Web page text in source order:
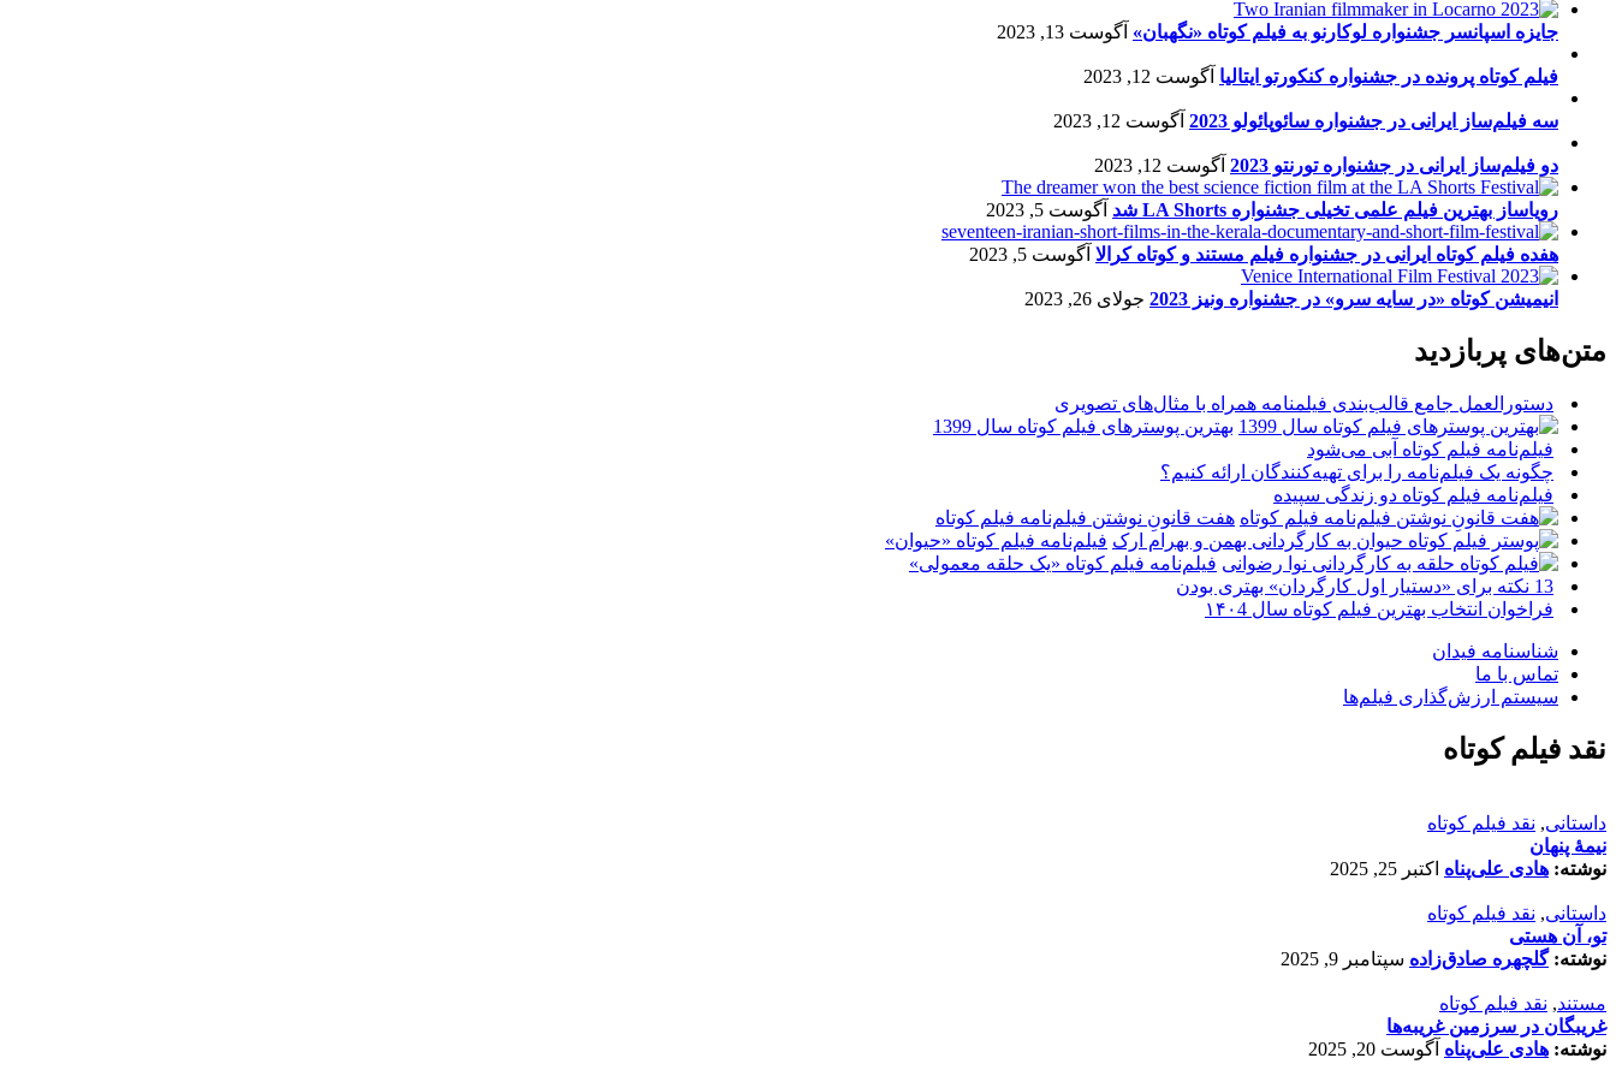
جایزه اسپانسر جشنواره لوکارنو به فیلم کوتاه «نگهبان» آگوست 13, 2023
فیلم کوتاه پرونده در جشنواره کنکورتو ایتالیا آگوست 12, 2023
سه فیلم‌ساز ایرانی در جشنواره سائوپائولو 2023 آگوست 12, 2023
دو فیلم‌ساز ایرانی در جشنواره تورنتو 2023 آگوست 12, 2023
رویاساز بهترین فیلم علمی تخیلی جشنواره LA Shorts شد آگوست 5, 2023
هفده فیلم کوتاه ایرانی در جشنواره فیلم مستند و کوتاه کرالا آگوست 5, 2023
انیمیشن کوتاه «در سایه سرو» در جشنواره ونیز 2023 جولای 26, 2023
متن‌های پربازدید
دستورالعمل جامع قالب‌بندی فیلمنامه همراه با مثال‌های تصویری
بهترین پوسترهای فیلم کوتاه سال 1399
فیلم‌نامه فیلم کوتاه آبی می‌شود
چگونه یک فیلم‌نامه را برای تهیه‌کنندگان ارائه کنیم؟
فیلم‌نامه فیلم کوتاه دو زندگی سپیده
هفت قانونِ نوشتن فیلم‌نامه فیلم کوتاه
فیلم‌نامه فیلم کوتاه «حیوان»
فیلم‌نامه فیلم کوتاه «یک حلقه معمولی»
13 نکته برای «دستیار اول کارگردان» بهتری بودن
فراخوان انتخاب بهترین فیلم کوتاه سال ۱۴۰4
شناسنامه فیدان
تماس با ما
سیستم ارزش‌گذاری فیلم‌ها
نقد فیلم کوتاه
داستانی, نقد فیلم کوتاه
نیمۀ پنهان
نوشته: هادی علی‌پناه اکتبر 25, 2025
داستانی, نقد فیلم کوتاه
تو، آن هستی
نوشته:گلچهره صادق‌زاده سپتامبر 9, 2025
مستند, نقد فیلم کوتاه
غریبگان در سرزمین غریبه‌ها
نوشته: هادی علی‌پناه آگوست 20, 2025